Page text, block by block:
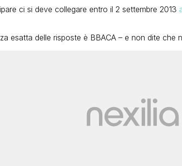
ci si deve collegare entro il 2 settembre 2013
esatta delle risposte è BBACA – e non dite che